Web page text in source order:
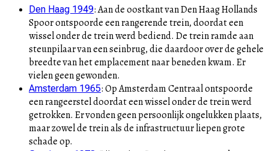
Den Haag 1949:Aan de oostkant van Den Haag Hollands
Spoor ontspoorde een rangerende trein, doordat een
wissel onder de trein werd bediend. De trein ramde aan
steunpilaar van een seinbrug, die daardoor over de gehele
breedte van het emplacement naar beneden kwam. Er
vielen geen gewonden.
Amsterdam 1965:Op Amsterdam Centraal ontspoorde
een rangeerstel doordat een wissel onder de trein werd
getrokken. Er vonden geen persoonlijk ongelukken plaats,
maar zowel de trein als de infrastructuur liepen grote
schade op.